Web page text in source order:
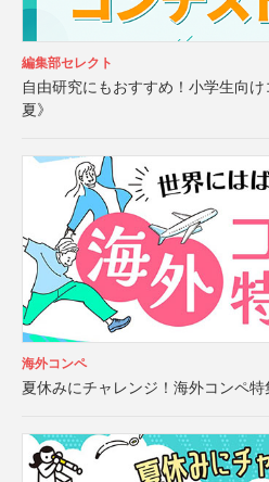
編集部セレクト
自由研究にもおすすめ！小学生向
夏》
海外コンペ
夏休みにチャレンジ！海外コンペ特